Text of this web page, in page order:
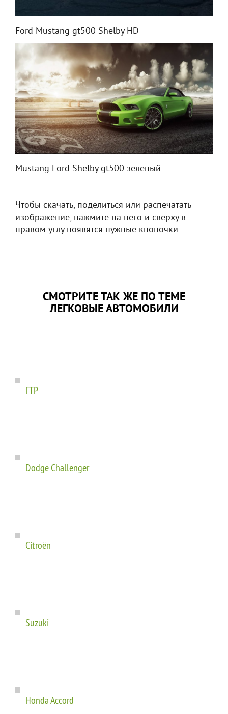
Ford Mustang gt500 Shelby HD
Mustang Ford Shelby gt500 зеленый
Чтобы скачать, поделиться или распечатать
изображение, нажмите на него и сверху в
правом углу появятся нужные кнопочки.
СМОТРИТЕ ТАК ЖЕ ПО ТЕМЕ
ЛЕГКОВЫЕ АВТОМОБИЛИ
ГТР
Dodge Challenger
Citroën
Suzuki
Honda Accord